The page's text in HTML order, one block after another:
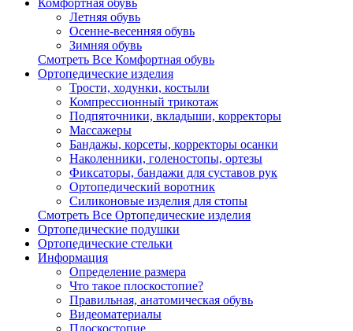
Комфортная обувь
Летняя обувь
Осенне-весенняя обувь
Зимняя обувь
Смотреть Все Комфортная обувь
Ортопедические изделия
Трости, ходунки, костыли
Компрессионный трикотаж
Подпяточники, вкладыши, корректоры
Массажеры
Бандажы, корсеты, корректоры осанки
Наколенники, голеностопы, ортезы
Фиксаторы, бандажи для суставов рук
Ортопедический воротник
Силиконовые изделия для стопы
Смотреть Все Ортопедические изделия
Ортопедические подушки
Ортопедические стельки
Информация
Определение размера
Что такое плоскостопие?
Правильная, анатомическая обувь
Видеоматериалы
Плоскостопие